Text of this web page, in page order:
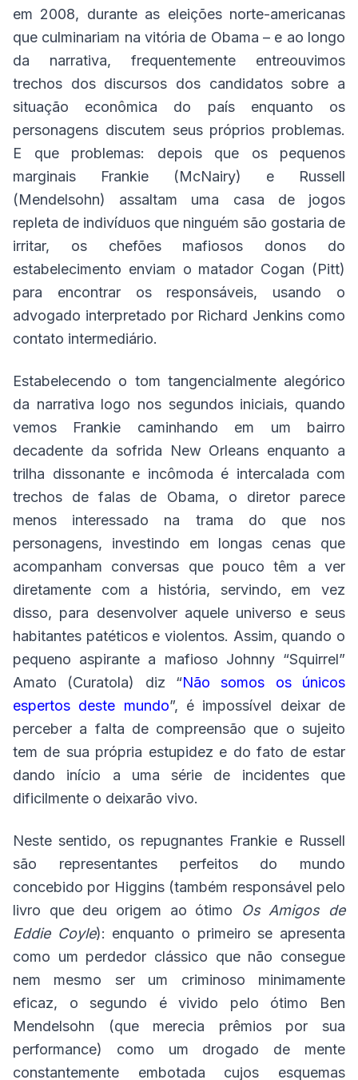
em 2008, durante as eleições norte-americanas
que culminariam na vitória de Obama – e ao longo
da narrativa, frequentemente entreouvimos
trechos dos discursos dos candidatos sobre a
situação econômica do país enquanto os
personagens discutem seus próprios problemas.
E que problemas: depois que os pequenos
marginais Frankie (McNairy) e Russell
(Mendelsohn) assaltam uma casa de jogos
repleta de indivíduos que ninguém são gostaria de
irritar, os chefões mafiosos donos do
estabelecimento enviam o matador Cogan (Pitt)
para encontrar os responsáveis, usando o
advogado interpretado por Richard Jenkins como
contato intermediário.
Estabelecendo o tom tangencialmente alegórico
da narrativa logo nos segundos iniciais, quando
vemos Frankie caminhando em um bairro
decadente da sofrida New Orleans enquanto a
trilha dissonante e incômoda é intercalada com
trechos de falas de Obama, o diretor parece
menos interessado na trama do que nos
personagens, investindo em longas cenas que
acompanham conversas que pouco têm a ver
diretamente com a história, servindo, em vez
disso, para desenvolver aquele universo e seus
habitantes patéticos e violentos. Assim, quando o
pequeno aspirante a mafioso Johnny “Squirrel”
Amato (Curatola) diz “Não somos os únicos
espertos deste mundo”, é impossível deixar de
perceber a falta de compreensão que o sujeito
tem de sua própria estupidez e do fato de estar
dando início a uma série de incidentes que
dificilmente o deixarão vivo.
Neste sentido, os repugnantes Frankie e Russell
são representantes perfeitos do mundo
concebido por Higgins (também responsável pelo
livro que deu origem ao ótimo
Os Amigos de
Eddie Coyle): enquanto o primeiro se apresenta
como um perdedor clássico que não consegue
nem mesmo ser um criminoso minimamente
eficaz, o segundo é vivido pelo ótimo Ben
Mendelsohn (que merecia prêmios por sua
performance) como um drogado de mente
constantemente embotada cujos esquemas